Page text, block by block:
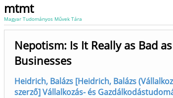
mtmt
Magyar Tudományos Művek Tára
Nepotism: Is It Really as Bad
Businesses
Heidrich, Balázs [Heidrich, Balázs
szerző] Vállalkozás- és